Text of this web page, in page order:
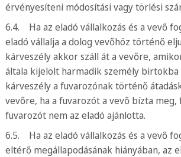
érvényesíteni módosítási vagy törlési
6.4. Ha az eladó vállalkozás és a vevő
eladó vállalja a dolog vevőhöz történő
kárveszély akkor száll át a vevőre,
általa kijelölt harmadik személy birtokba
kárveszély a fuvarozónak történő
vevőre, ha a fuvarozót a vevő bízta meg,
fuvarozót nem az eladó ajánlotta.
6.5. Ha az eladó vállalkozás és a vevő
eltérő megállapodásának hiányában, az